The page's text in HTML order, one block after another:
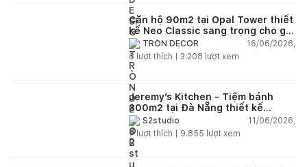
Căn hộ 90m2 tại Opal Tower thiết
kế Neo Classic sang trọng cho gia
đình trẻ
TRÒN DECOR
16/06/2026,
8 lượt thích | 3.208 lượt xem
Jeremy’s Kitchen - Tiệm bánh
300m2 tại Đà Nẵng thiết kế
phong cách công nghiệp hiện đại
ngập tràn ánh sáng tự nhiên
S2studio
11/06/2026,
7lượt thích | 9.855 lượt xem